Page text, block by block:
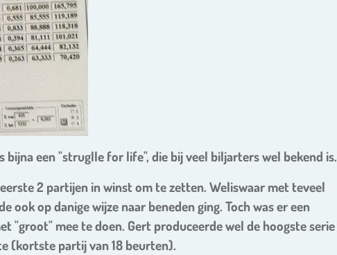
bijna een "struglle for life", die bij veel biljarters wel bekend is.
2 partijen in winst om te zetten. Weliswaar met teveel
ook op danige wijze naar beneden ging. Toch was er een
"groot" mee te doen. Gert produceerde wel de hoogste serie
(kortste partij van 18 beurten).